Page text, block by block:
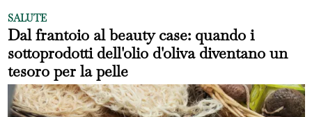
SALUTE
Dal frantoio al beauty case: quando i
sottoprodotti dell'olio d'oliva diventano un
tesoro per la pelle